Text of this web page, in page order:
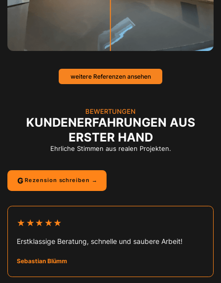
weitere Referenzen ansehen
BEWERTUNGEN
KUNDENERFAHRUNGEN AUS
ERSTER HAND
Ehrliche Stimmen aus realen Projekten.
G Rezension schreiben →
★★★★★
Erstklassige Beratung, schnelle und saubere Arbeit!
Sebastian Blümm